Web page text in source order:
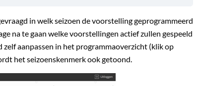
in welk seizoen de voorstelling geprogrammeerd
na te gaan welke voorstellingen actief zullen gespeeld
aanpassen in het programmaoverzicht (klik op
het seizoenskenmerk ook getoond.